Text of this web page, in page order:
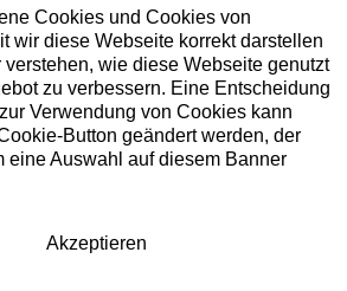
Cookies und Cookies von
wir diese Webseite korrekt darstellen
verstehen, wie diese Webseite genutzt
zu verbessern. Eine Entscheidung
Verwendung von Cookies kann
Button geändert werden, der
eine Auswahl auf diesem Banner
Akzeptieren